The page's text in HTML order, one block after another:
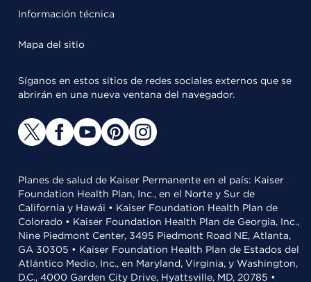
Información técnica
Mapa del sitio
Síganos en estos sitios de redes sociales externos que se
abrirán en una nueva ventana del navegador.
Planes de salud de Kaiser Permanente en el país: Kaiser
Foundation Health Plan, Inc., en el Norte y Sur de
California y Hawái • Kaiser Foundation Health Plan de
Colorado • Kaiser Foundation Health Plan de Georgia, Inc.,
Nine Piedmont Center, 3495 Piedmont Road NE, Atlanta,
GA 30305 • Kaiser Foundation Health Plan de Estados del
Atlántico Medio, Inc., en Maryland, Virginia, y Washington,
D.C., 4000 Garden City Drive, Hyattsville, MD, 20785 •